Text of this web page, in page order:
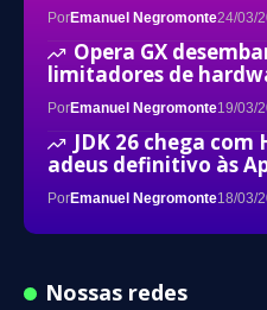
PorEmanuel Negromonte24/03/
Opera GX
limitadores de
PorEmanuel Negromonte19/03/
JDK 26 chega
adeus definitivo às
PorEmanuel Negromonte18/03/
Nossas redes